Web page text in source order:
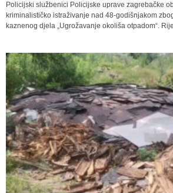
Policijski službenici Policijske uprave zagrebačke
kriminalističko istraživanje nad 48-godišnjakom
kaznenog djela „Ugrožavanje okoliša otpadom“.